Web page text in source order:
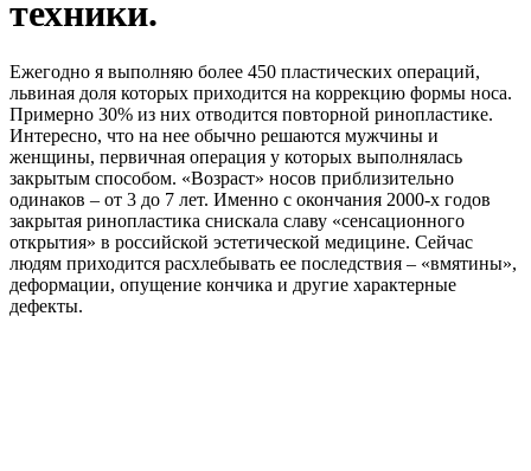
техники.
Ежегодно я выполняю более 450 пластических операций,
львиная доля которых приходится на коррекцию формы носа.
Примерно 30% из них отводится повторной ринопластике.
Интересно, что на нее обычно решаются мужчины и
женщины, первичная операция у которых выполнялась
закрытым способом. «Возраст» носов приблизительно
одинаков – от 3 до 7 лет. Именно с окончания 2000-х годов
закрытая ринопластика снискала славу «сенсационного
открытия» в российской эстетической медицине. Сейчас
людям приходится расхлебывать ее последствия – «вмятины»,
деформации, опущение кончика и другие характерные
дефекты.